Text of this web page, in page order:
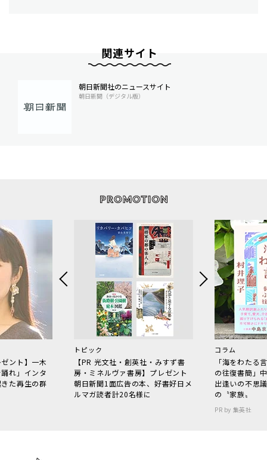
関連サイト
朝日新聞社のニュースサイト
朝日新聞（デジタル版）
ント】一木
れ」インタ
た再生の群
トピック
【PR 光文社・創英社・みすず書
房・ミネルヴァ書房】プレゼント
朝日新聞1面広告の本、好書好日メ
ルマガ読者計20名様に
コラム
「海をわた
の往復書簡」
出逢いの不思
の〝家族〟
PR by 集英社